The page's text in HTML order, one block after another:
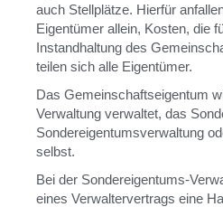
auch Stellplätze. Hierfür
Eigentümer allein, Kosten, die
Instandhaltung des
teilen sich alle Eigentümer.
Das Gemeinschaftseigentum
Verwaltung verwaltet, das
Sondereigentumsverwaltung
selbst.
Bei der Sondereigentums-
eines Verwaltervertrags eine